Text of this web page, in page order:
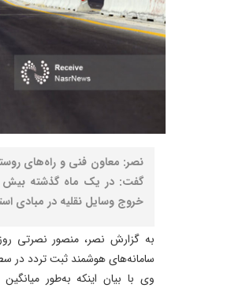
نصر: معاون فنی و راه‌های
خروج وسایل نقلیه در مبادی
به گزارش نصر، منصور نصرتی روز
سامانه‌های هوشمند ثبت تردد در